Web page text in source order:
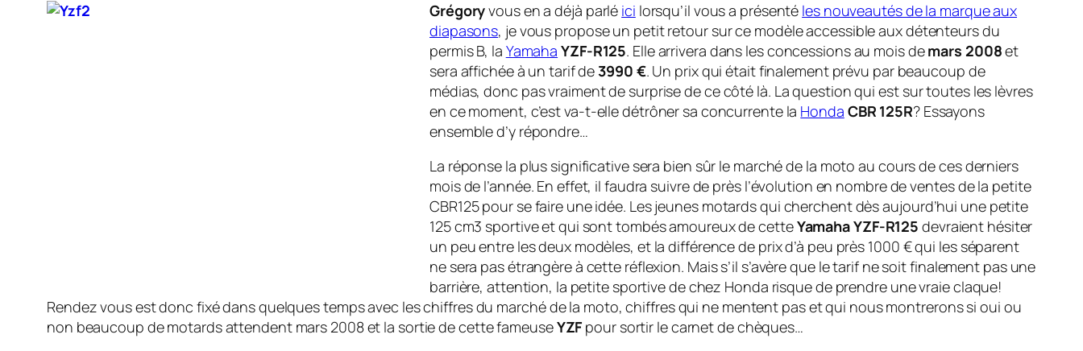
Grégoryvous en a déjà parlé ici lorsqu’il vous a présenté les nouveautés de la marque aux
diapasons, je vous propose un petit retour sur ce modèle accessible aux détenteurs du
permis B, la Yamaha YZF-R125. Elle arrivera dans les concessions au mois demars 2008et
sera affichée à un tarif de3990 €. Un prix qui était finalement prévu par beaucoup de
médias, donc pas vraiment de surprise de ce côté là. La question qui est sur toutes les lèvres
en ce moment, c’estva-t-elle détrôner sa concurrente la Honda CBR 125R?Essayons
ensemble d’y répondre…
La réponse la plus significative sera bien sûr le marché de la moto au cours de ces derniers
mois de l’année. En effet, il faudra suivre de près l’évolution en nombre de ventes de la petite
CBR125 pour se faire une idée. Les jeunes motards qui cherchent dès aujourd’hui une petite
125 cm3 sportive et qui sont tombés amoureux de cetteYamaha YZF-R125 devraient hésiter
un peu entre les deux modèles, et la différence de prix d’à peu près 1000 € qui les séparent
ne sera pas étrangère à cette réflexion. Mais s’il s’avère que le tarif ne soit finalement pas une
barrière, attention, la petite sportive de chez Honda risque de prendre une vraie claque!
Rendez vous est donc fixé dans quelques temps avec les chiffres du marché de la moto, chiffres qui ne mentent pas et qui nous montrerons si oui ou
non beaucoup de motards attendent mars 2008 et la sortie de cette fameuseYZF pour sortir le carnet de chèques…